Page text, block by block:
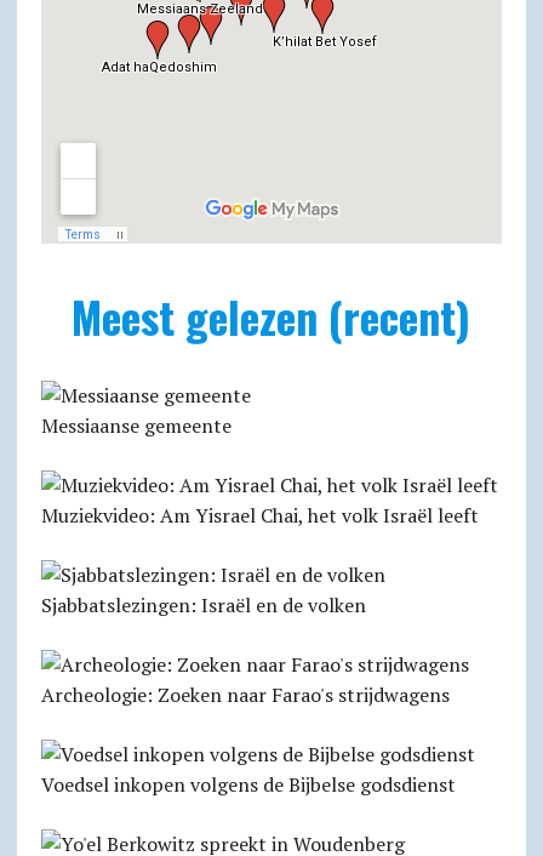
Meest gelezen (recent)
Messiaanse gemeente
Muziekvideo: Am Yisrael Chai, het volk Israël leeft
Sjabbatslezingen: Israël en de volken
Archeologie: Zoeken naar Farao's strijdwagens
Voedsel inkopen volgens de Bijbelse godsdienst